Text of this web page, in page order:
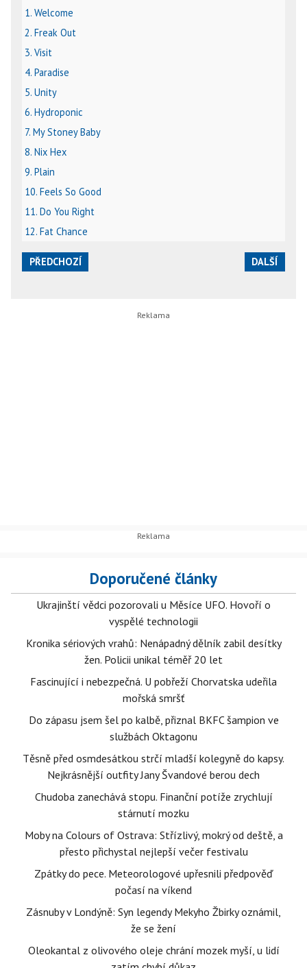
1. Welcome
2. Freak Out
3. Visit
4. Paradise
5. Unity
6. Hydroponic
7. My Stoney Baby
8. Nix Hex
9. Plain
10. Feels So Good
11. Do You Right
12. Fat Chance
PŘEDCHOZÍ DALŠÍ
Doporučené články
Ukrajinští vědci pozorovali u Měsíce UFO. Hovoří o
vyspělé technologii
Kronika sériových vrahů: Nenápadný dělník zabil desítky
žen. Policii unikal téměř 20 let
Fascinující i nebezpečná. U pobřeží Chorvatska udeřila
mořská smršť
Do zápasu jsem šel po kalbě, přiznal BKFC šampion ve
službách Oktagonu
Těsně před osmdesátkou strčí mladší kolegyně do kapsy.
Nejkrásnější outfity Jany Švandové berou dech
Chudoba zanechává stopu. Finanční potíže zrychlují
stárnutí mozku
Moby na Colours of Ostrava: Střízlivý, mokrý od deště, a
přesto přichystal nejlepší večer festivalu
Zpátky do pece. Meteorologové upřesnili předpověď
počasí na víkend
Zásnuby v Londýně: Syn legendy Mekyho Žbirky oznámil,
že se žení
Oleokantal z olivového oleje chrání mozek myší, u lidí